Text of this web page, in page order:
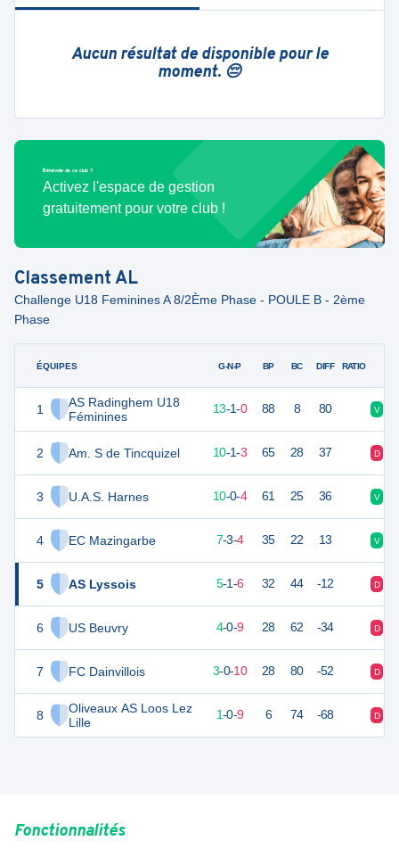
Aucun résultat de disponible pour le
moment. 😔
Bénévole de ce club ?
Activez l'espace de gestion
gratuitement pour votre club !
ClassementAL
Challenge U18 Feminines A 8/2Ème Phase - POULE B - 2ème
Phase
ÉQUIPES
1
AS Radinghem U18
Féminines
2 Am. S de Tincquizel
3 U.A.S. Harnes
4 EC Mazingarbe
5 AS Lyssois
6 US Beuvry
7 FC Dainvillois
8
Oliveaux AS Loos Lez
Lille
G-N-P BP BC DIFF RATIO
40 13-1-0 88 8 80 V
31 10-1-3 65 28 37 D
10-0-4 61 25 36 V
7-3-4 35 22 13 V
5-1-6 32 44 -12 D
4-0-9 28 62 -34 D
3-0-10 28 80 -52 D
-1 14 1-0-9 6 74 -68 D
Fonctionnalités